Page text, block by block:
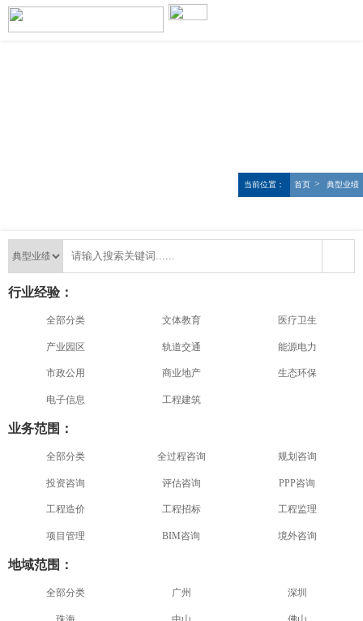
当前位置： 首页 > 典型业绩
行业经验：
全部分类 文体教育 医疗卫生
产业园区 轨道交通 能源电力
市政公用 商业地产 生态环保
电子信息 工程建筑
业务范围：
全部分类 全过程咨询 规划咨询
投资咨询 评估咨询 PPP咨询
工程造价 工程招标 工程监理
项目管理 BIM咨询 境外咨询
地域范围：
全部分类 广州 深圳